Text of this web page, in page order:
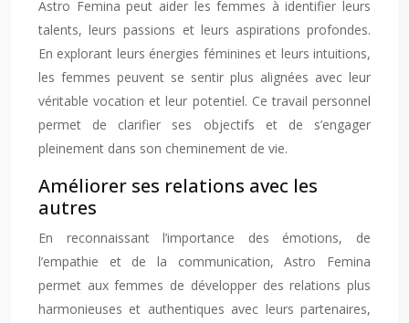
Astro Femina peut aider les femmes à identifier leurs
talents, leurs passions et leurs aspirations profondes.
En explorant leurs énergies féminines et leurs intuitions,
les femmes peuvent se sentir plus alignées avec leur
véritable vocation et leur potentiel. Ce travail personnel
permet de clarifier ses objectifs et de s’engager
pleinement dans son cheminement de vie.
Améliorer ses relations avec les
autres
En reconnaissant l’importance des émotions, de
l’empathie et de la communication, Astro Femina
permet aux femmes de développer des relations plus
harmonieuses et authentiques avec leurs partenaires,